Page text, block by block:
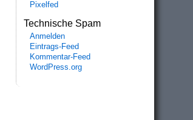
Pixelfed
Technische Spam
Anmelden
Eintrags-Feed
Kommentar-Feed
WordPress.org